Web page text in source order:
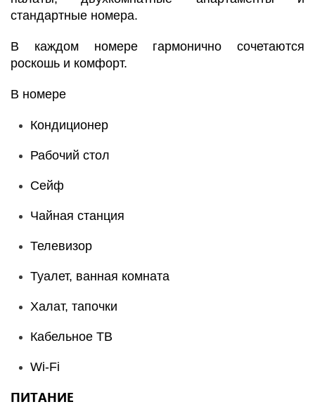
стандартные номера.
В каждом номере гармонично сочетаются
роскошь и комфорт.
В номере
Кондиционер
Рабочий стол
Сейф
Чайная станция
Телевизор
Туалет, ванная комната
Халат, тапочки
Кабельное ТВ
Wi-Fi
ПИТАНИЕ